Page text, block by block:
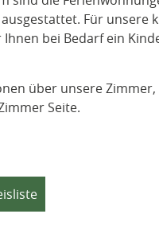
Für unsere
Ihnen bei Bedarf ein
über unsere Zimmer,
Seite.